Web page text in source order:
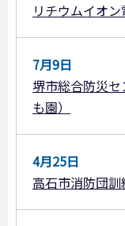
リチウムイオ
7月9日
堺市総合防災
も園）
4月25日
高石市消防団訓